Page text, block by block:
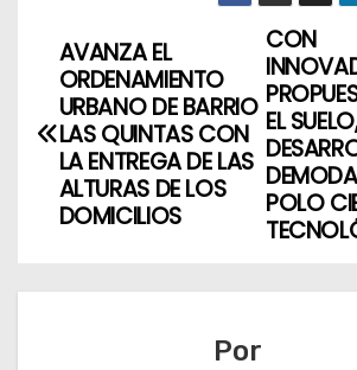
N
v
a
CON
EL
POLO
AVANZA EL
ORDENAMIENTO
URBANO DE BARRIO
LAS QUINTAS CON
LA ENTREGA DE LAS
ALTURAS DE LOS
DOMICILIOS
Por